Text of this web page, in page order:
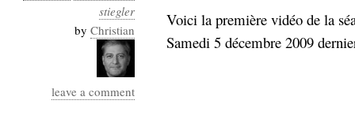
stiegler
by Christian
leave a comment
Voici la première vidéo de la
Samedi 5 décembre 2009